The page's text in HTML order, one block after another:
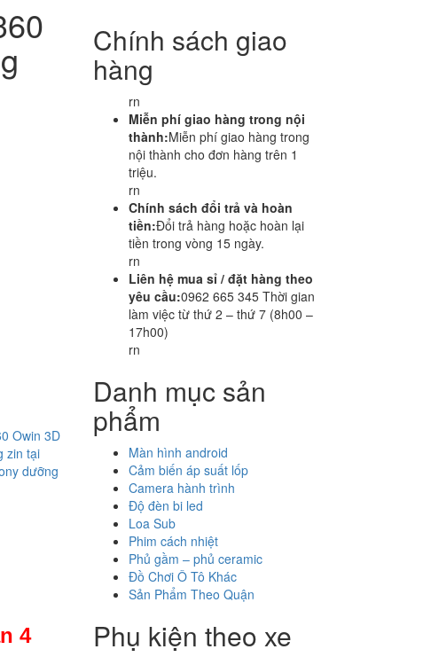
Owin 3D
zin tại
dưỡng
4
Chính sách giao
hàng
rn
Miễn phí giao hàng trong nội
thành:Miễn phí giao hàng trong
nội thành cho đơn hàng trên 1
triệu.
rn
Chính sách đổi trả và hoàn
tiền:Đổi trả hàng hoặc hoàn lại
tiền trong vòng 15 ngày.
rn
Liên hệ mua sỉ / đặt hàng theo
yêu cầu:0962 665 345 Thời gian
làm việc từ thứ 2 – thứ 7 (8h00 –
17h00)
rn
Danh mục sản
phẩm
Màn hình android
Cảm biến áp suất lốp
Camera hành trình
Độ đèn bi led
Loa Sub
Phim cách nhiệt
Phủ gầm – phủ ceramic
Đồ Chơi Ô Tô Khác
Sản Phẩm Theo Quận
Phụ kiện theo xe